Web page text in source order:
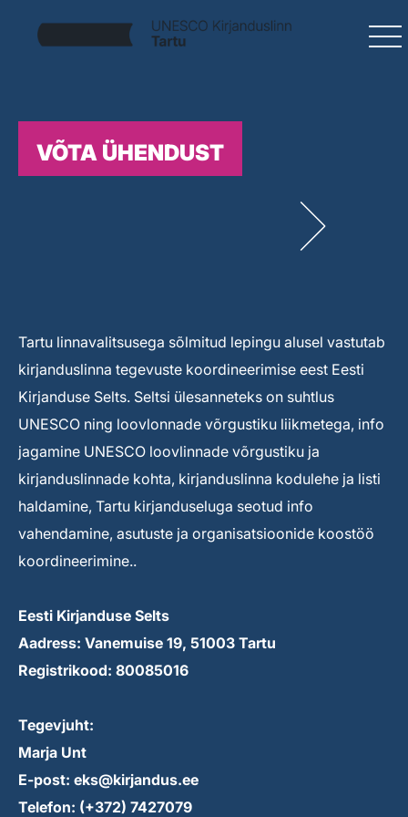
VÕTA ÜHENDUST
Tartu linnavalitsusega sõlmitud lepingu alusel vastutab
kirjanduslinna tegevuste koordineerimise eest Eesti
Kirjanduse Selts. Seltsi ülesanneteks on suhtlus
UNESCO ning loovlonnade võrgustiku liikmetega, info
jagamine UNESCO loovlinnade võrgustiku ja
kirjanduslinnade kohta, kirjanduslinna kodulehe ja listi
haldamine, Tartu kirjanduseluga seotud info
vahendamine, asutuste ja organisatsioonide koostöö
koordineerimine..
Eesti Kirjanduse Selts
Aadress: Vanemuise 19, 51003 Tartu
Registrikood: 80085016
Tegevjuht:
Marja Unt
E-post: eks@kirjandus.ee
Telefon: (+372) 7427079